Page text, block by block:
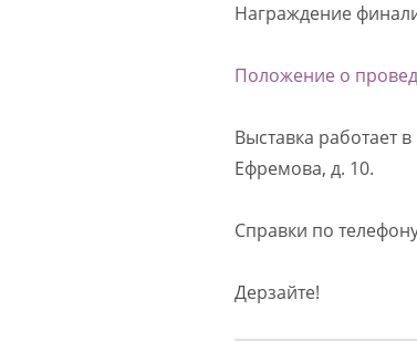
Награждение
Положение о
Выставка работает
Ефремова, д. 10.
Справки по
Дерзайте!